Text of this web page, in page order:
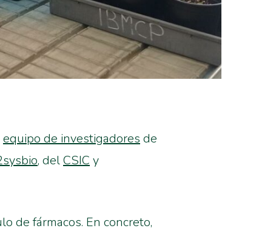
equipo de investigadores de
, delCSIC y
de fármacos. En concreto,